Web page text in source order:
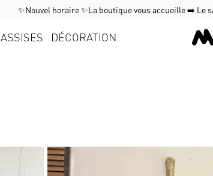
✨Nouvel horaire ✨La boutique vous accueille ➡️ Le
ASSISES DÉCORATION